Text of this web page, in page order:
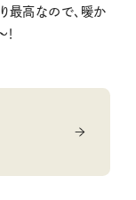
最高なので、暖か